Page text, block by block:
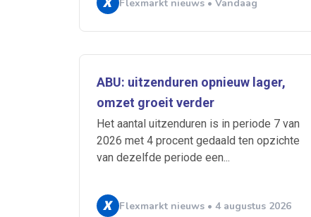
Flexmarkt nieuws • Vandaag
ABU: uitzenduren opnieuw lager,
omzet groeit verder
Het aantal uitzenduren is in periode 7 van
2026 met 4 procent gedaald ten opzichte
van dezelfde periode een...
Flexmarkt nieuws • 4 augustus 2026
Ontvang vacatures direct
Alerts ontvangen
Normering Arbeid